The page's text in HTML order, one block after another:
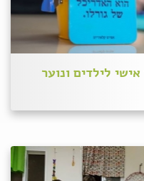
לילדים ונוער